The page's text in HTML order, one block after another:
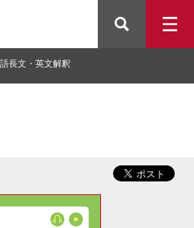
長文・英文解釈